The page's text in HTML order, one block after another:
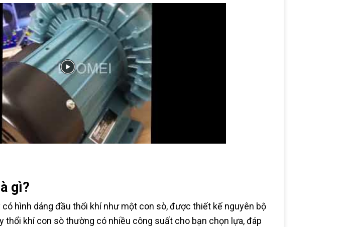
gì?
hình dáng đầu thổi khí như một con sò, được thiết kế nguyên bộ
thổi khí con sò thường có nhiều công suất cho bạn chọn lựa, đáp